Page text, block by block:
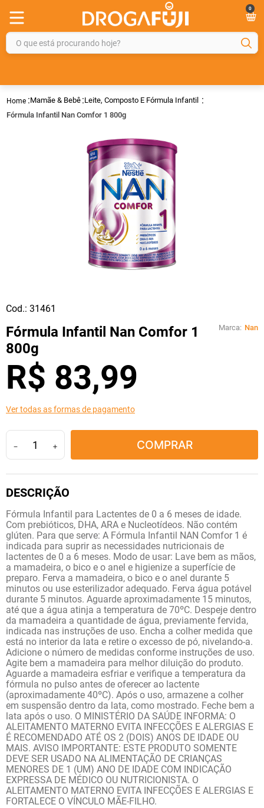
0
O que está procurando hoje?
Mamãe & Bebê Leite, Composto E Fórmula Infantil
Fórmula Infantil Nan Comfor 1 800g
Cod.: 31461
Fórmula Infantil Nan Comfor 1
800g
Marca: Nan
R$ 83,99
Ver todas as formas de pagamento
＋
－ COMPRAR
Fórmula Infantil para Lactentes de 0 a 6 meses de idade.
Com prebióticos, DHA, ARA e Nucleotídeos. Não contém
glúten. Para que serve: A Fórmula Infantil NAN Comfor 1 é
indicada para suprir as necessidades nutricionais de
lactentes de 0 a 6 meses. Modo de usar: Lave bem as mãos,
a mamadeira, o bico e o anel e higienize a superfície de
preparo. Ferva a mamadeira, o bico e o anel durante 5
minutos ou use esterilizador adequado. Ferva água potável
durante 5 minutos. Aguarde aproximadamente 15 minutos,
até que a água atinja a temperatura de 70ºC. Despeje dentro
da mamadeira a quantidade de água, previamente fervida,
indicada nas instruções de uso. Encha a colher medida que
está no interior da lata e retire o excesso de pó, nivelando-a.
Adicione o número de medidas conforme instruções de uso.
Agite bem a mamadeira para melhor diluição do produto.
Aguarde a mamadeira esfriar e verifique a temperatura da
fórmula no pulso antes de oferecer ao lactente
(aproximadamente 40ºC). Após o uso, armazene a colher
em suspensão dentro da lata, como mostrado. Feche bem a
lata após o uso. O MINISTÉRIO DA SAÚDE INFORMA: O
ALEITAMENTO MATERNO EVITA INFECÇÕES E ALERGIAS E
É RECOMENDADO ATÉ OS 2 (DOIS) ANOS DE IDADE OU
MAIS. AVISO IMPORTANTE: ESTE PRODUTO SOMENTE
DEVE SER USADO NA ALIMENTAÇÃO DE CRIANÇAS
MENORES DE 1 (UM) ANO DE IDADE COM INDICAÇÃO
EXPRESSA DE MÉDICO OU NUTRICIONISTA. O
ALEITAMENTO MATERNO EVITA INFECÇÕES E ALERGIAS E
FORTALECE O VÍNCULO MÃE-FILHO.
2º
gelmax
rosuvastatina 20mg